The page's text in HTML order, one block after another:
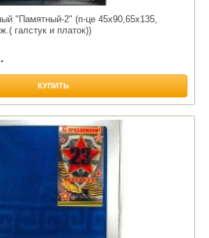
"Памятный-2" (п-це 45х90,65х135,
галстук и платок))
КУПИТЬ